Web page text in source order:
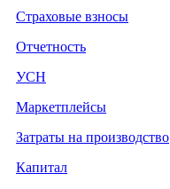
Страховые взносы
Отчетность
УСН
Маркетплейсы
Затраты на производство
Капитал